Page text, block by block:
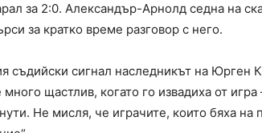
за 2:0. Александър-Арнолд седна на
за кратко време разговор с него.
съдийски сигнал наследникът на Юрген
щастлив, когато го извадиха от
Не мисля, че играчите, които бяха на